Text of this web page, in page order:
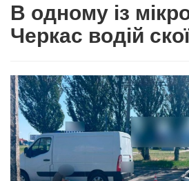
В одному із
Черкас водій